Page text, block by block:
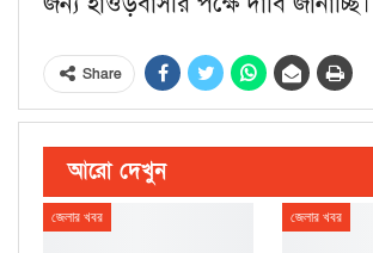
Share
আরো দেখুন
জেলার খবর জেলার খবর